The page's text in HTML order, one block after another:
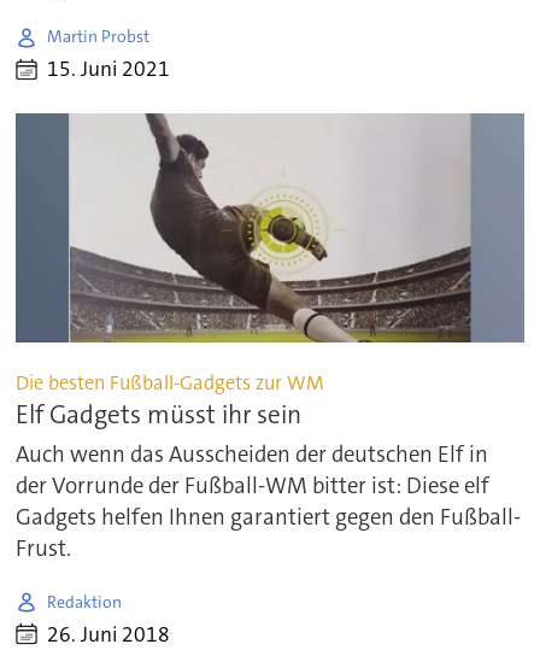
Martin Probst
15. Juni 2021
Die besten Fußball-Gadgets zur WM
Elf Gadgets müsst ihr sein
Auch wenn das Ausscheiden der deutschen Elf in
der Vorrunde der Fußball-WM bitter ist: Diese elf
Gadgets helfen Ihnen garantiert gegen den Fußball-
Frust.
Redaktion
26. Juni 2018